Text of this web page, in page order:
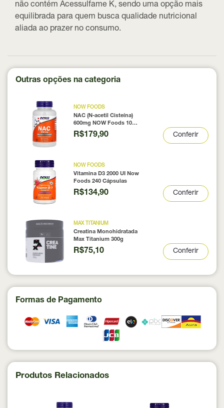
não contém Acessulfame K, sendo uma opção mais
equilibrada para quem busca qualidade nutricional
aliada ao prazer no consumo.
Outras opções na categoria
NOW FOODS
NAC (N-acetil Cisteína)
600mg NOW Foods 100
Cápsulas
R$179,90 Conferir
NOW FOODS
Vitamina D3 2000 UI Now
Foods 240 Cápsulas
R$134,90 Conferir
MAX TITANIUM
Creatina Monohidratada
Max Titanium 300g
R$75,10 Conferir
Formas de Pagamento
Produtos Relacionados